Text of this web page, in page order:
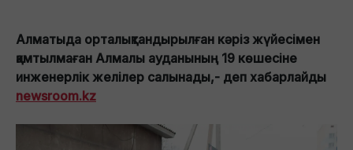
Алматыда орталықтандырылған кәріз жүйесімен
қамтылмаған Алмалы ауданының 19 көшесіне
инженерлік желілер салынады,- деп хабарлайды
newsroom.kz